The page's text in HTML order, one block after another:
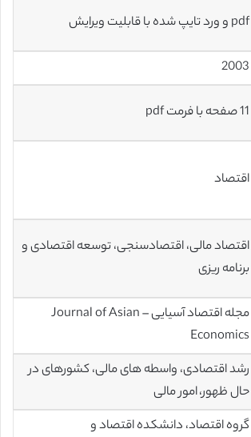
pdf و ورد تایپ شده با قابلیت ویرایش
2003
11 صفحه با فرمت pdf
اقتصاد
اقتصاد مالی، اقتصادسنجی، توسعه اقتصادی و
برنامه ریزی
مجله اقتصاد آسیایی – Journal of Asian
Economics
رشد اقتصادی، واسطه های مالی، کشورهای در
حال ظهور، امور مالی
گروه اقتصاد، دانشکده اقتصاد و